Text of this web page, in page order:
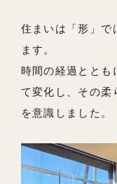
住まいは「形」で
ます。
時間の経過ととも
て変化し、その柔
を意識しました。